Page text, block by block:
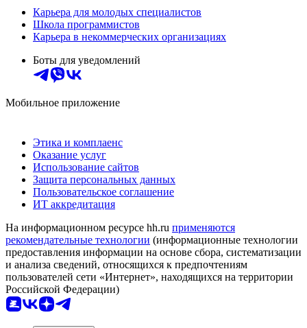
Карьера для молодых специалистов
Школа программистов
Карьера в некоммерческих организациях
Боты для уведомлений
Мобильное приложение
Этика и комплаенс
Оказание услуг
Использование сайтов
Защита персональных данных
Пользовательское соглашение
ИТ аккредитация
На информационном ресурсе hh.ru применяются
рекомендательные технологии (информационные технологии
предоставления информации на основе сбора, систематизации
и анализа сведений, относящихся к предпочтениям
пользователей сети «Интернет», находящихся на территории
Российской Федерации)